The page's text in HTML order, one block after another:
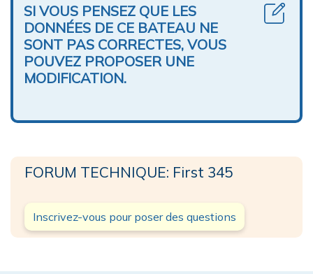
SI VOUS PENSEZ QUE LES
DONNÉES DE CE BATEAU NE
SONT PAS CORRECTES, VOUS
POUVEZ PROPOSER UNE
MODIFICATION.
FORUM TECHNIQUE: First 345
Inscrivez-vous pour poser des questions